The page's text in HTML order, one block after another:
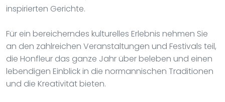
inspirierten Gerichte.
Für ein bereicherndes kulturelles Erlebnis nehmen Sie
an den zahlreichen Veranstaltungen und Festivals teil,
die Honfleur das ganze Jahr über beleben und einen
lebendigen Einblick in die normannischen Traditionen
und die Kreativität bieten.